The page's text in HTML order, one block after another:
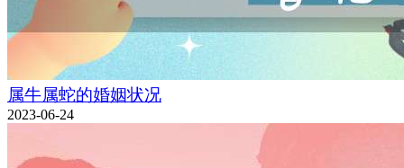
属牛属蛇的婚姻状况
2023-06-24